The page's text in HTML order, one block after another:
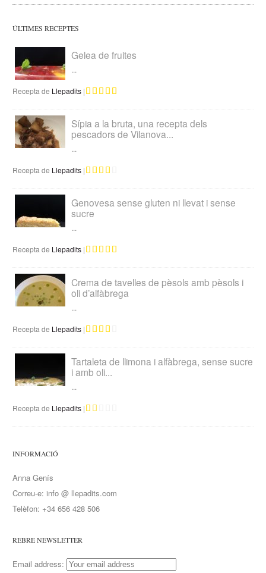
ÚLTIMES RECEPTES
Gelea de fruites
...
Recepta de Llepadits |
Sípia a la bruta, una recepta dels
pescadors de Vilanova...
...
Recepta de Llepadits |
Genovesa sense gluten ni llevat i sense
sucre
...
Recepta de Llepadits |
Crema de tavelles de pèsols amb pèsols i
oli d’alfàbrega
...
Recepta de Llepadits |
Tartaleta de llimona i alfàbrega, sense sucre
i amb oli...
...
Recepta de Llepadits |
INFORMACIÓ
Anna Genís
Correu-e: info @ llepadits.com
Telèfon: +34 656 428 506
REBRE NEWSLETTER
Email address: